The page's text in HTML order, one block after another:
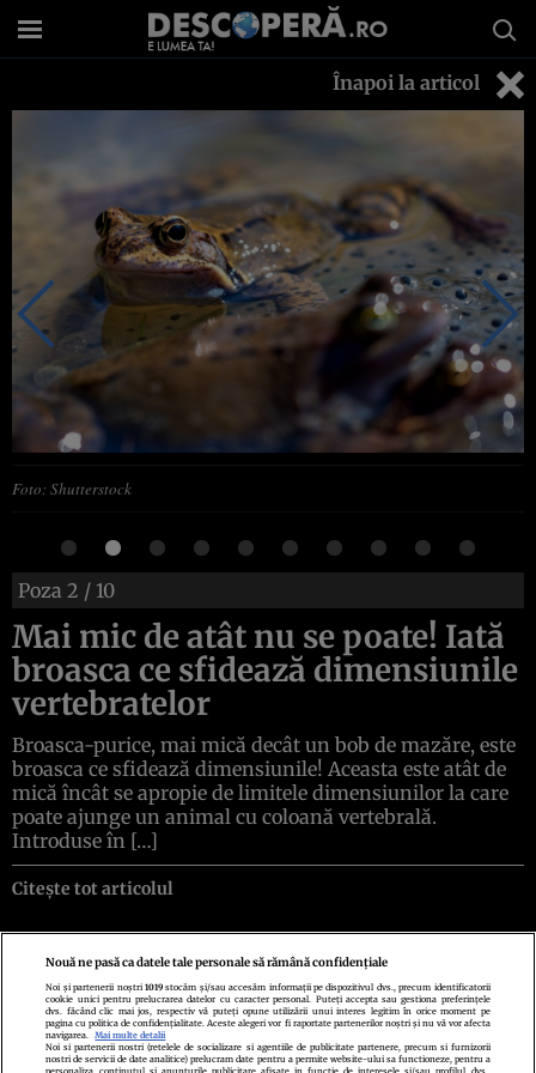
Înapoi la articol
Foto: Shutterstock
Poza 2 / 10
Mai mic de atât nu se poate! Iată
broasca ce sfidează dimensiunile
vertebratelor
Broasca-purice, mai mică decât un bob de mazăre, este
broasca ce sfidează dimensiunile! Aceasta este atât de
mică încât se apropie de limitele dimensiunilor la care
poate ajunge un animal cu coloană vertebrală.
Introduse în […]
Citește tot articolul
Politica de confidenţialitate Politica de cookiesTermeni şi condiţii
Echipa redacționalăContactSetări Cookies
Nouă ne pasă ca datele tale personale să rămână confidențiale
Noi și partenerii noștri1019 stocăm și/sau accesăm informații pe dispozitivul dvs., precum identificatorii
cookie unici pentru prelucrarea datelor cu caracter personal. Puteți accepta sau gestiona preferințele
dvs. făcând clic mai jos, respectiv vă puteți opune utilizării unui interes legitim în orice moment pe
pagina cu politica de confidențialitate. Aceste alegeri vor fi raportate partenerilor noștri și nu vă vor afecta
navigarea.
Mai multe detalii
Noi si partenerii nostri (retelele de socializare si agentiile de publicitate partenere, precum si furnizorii
nostri de servicii de date analitice) prelucram date pentru a permite website-ului sa functioneze, pentru a
personaliza continutul si anunturile publicitare afisate in functie de interesele si/sau profilul dvs.,